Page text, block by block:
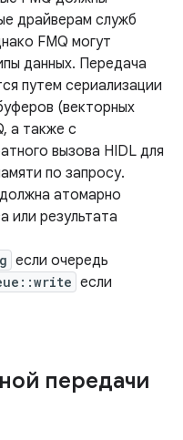
драйверам служб
FMQ могут
данных. Передача
путем сериализации
(векторных
а также с
вызова HIDL для
по запросу.
атомарно
или результата
если очередь
если
передачи